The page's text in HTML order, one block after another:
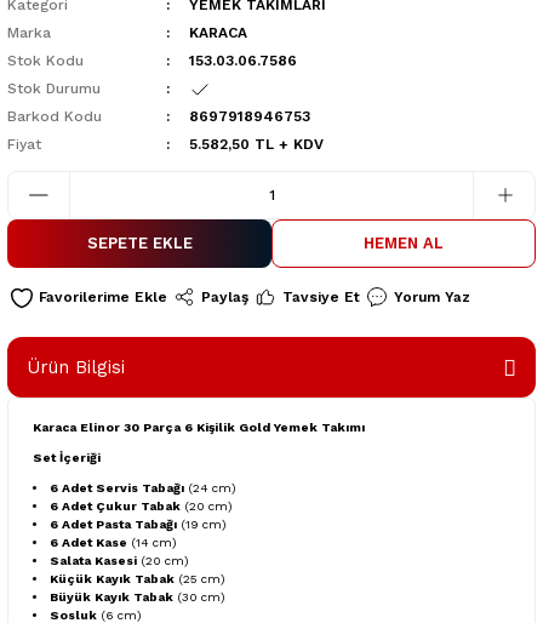
Kategori
YEMEK TAKIMLARI
Marka
KARACA
Stok Kodu
153.03.06.7586
Stok Durumu
Barkod Kodu
8697918946753
Fiyat
5.582,50 TL + KDV
SEPETE EKLE HEMEN AL
Paylaş Tavsiye Et Yorum Yaz
Ürün Bilgisi
Karaca Elinor 30 Parça 6 Kişilik Gold Yemek Takımı
Set İçeriği
6 Adet Servis Tabağı (24 cm)
6 Adet Çukur Tabak (20 cm)
6 Adet Pasta Tabağı (19 cm)
6 Adet Kase (14 cm)
Salata Kasesi (20 cm)
Küçük Kayık Tabak (25 cm)
Büyük Kayık Tabak (30 cm)
Sosluk (6 cm)